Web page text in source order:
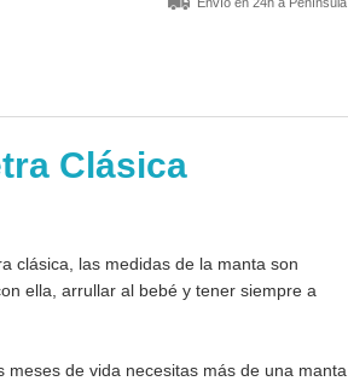
Clásica
clásica, las medidas de la manta son
ella, arrullar al bebé y tener siempre a
de vida necesitas más de una manta.